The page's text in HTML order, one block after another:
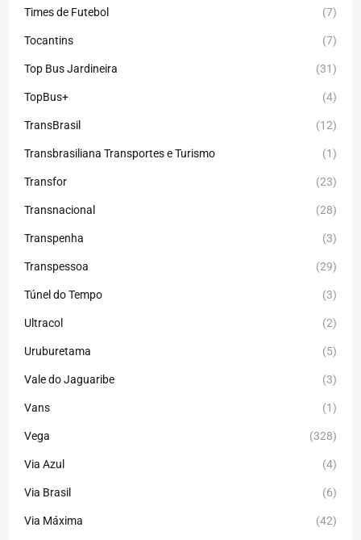
Times de Futebol (7)
Tocantins (7)
Top Bus Jardineira (31)
TopBus+ (4)
TransBrasil (12)
Transbrasiliana Transportes e Turismo (1)
Transfor (23)
Transnacional (28)
Transpenha (3)
Transpessoa (29)
Túnel do Tempo (3)
Ultracol (2)
Uruburetama (5)
Vale do Jaguaribe (3)
Vans (1)
Vega (328)
Via Azul (4)
Via Brasil (6)
Via Máxima (42)